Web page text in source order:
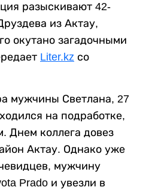
разыскивают 42-
из Актау,
окутано загадочными
Liter.kz со
мужчины Светлана, 27
на подработке,
Днем коллега довез
Актау. Однако уже
мужчину
Prado и увезли в